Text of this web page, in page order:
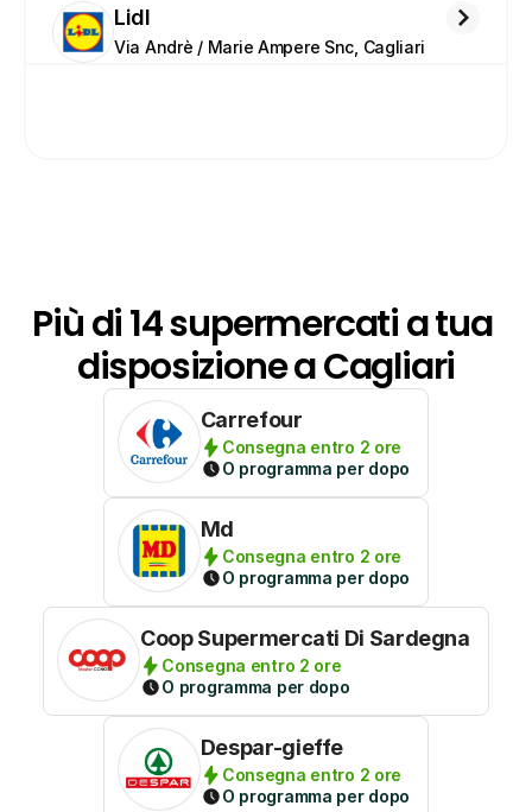
Lidl
Via Andrè / Marie Ampere Snc, Cagliari
Più di 14 supermercati a tua
disposizione a Cagliari
Carrefour
Consegna entro 2 ore
O programma per dopo
Md
Consegna entro 2 ore
O programma per dopo
Coop Supermercati Di Sardegna
Consegna entro 2 ore
O programma per dopo
Despar-gieffe
Consegna entro 2 ore
O programma per dopo